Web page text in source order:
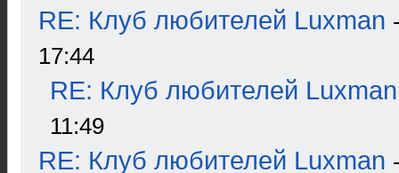
RE: Клуб любителей Luxman
17:44
RE: Клуб любителей Luxman
11:49
RE: Клуб любителей Luxman